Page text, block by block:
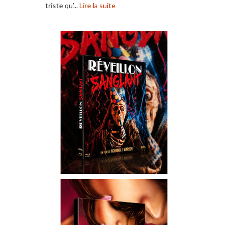
triste qu’...Lire la suite